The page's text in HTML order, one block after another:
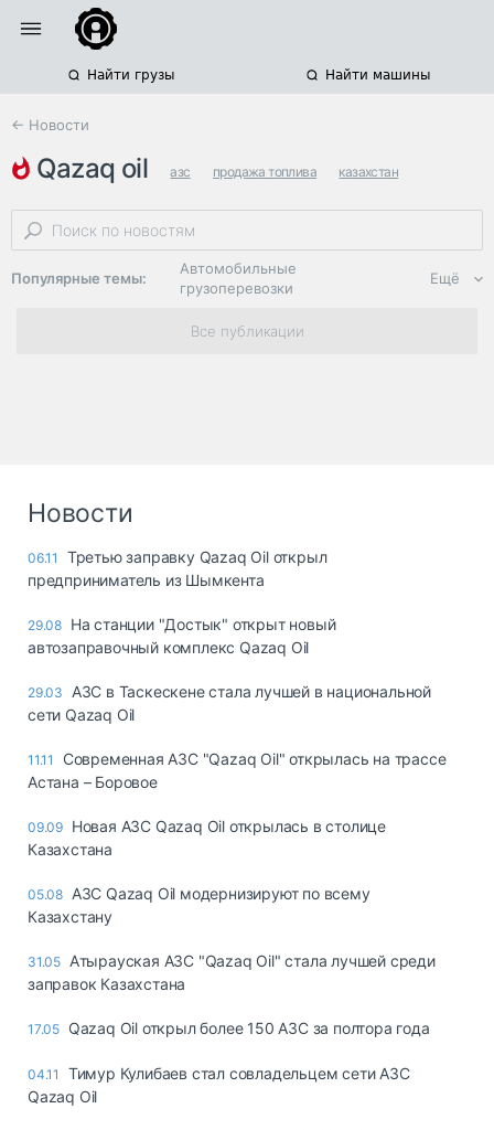
Найти грузы Найти машины
← Новости
qazaq oil азс продажа топлива казахстан
Популярные темы:
Автомобильные
грузоперевозки
Региональная
логистика
опасные грузы
страхование
Склады и
Коммерческий
Спецтехника
запчасти, шины
Ещё
Все публикации
Новости
06.11
Третью заправку Qazaq Oil открыл
предприниматель из Шымкента
29.08 На станции "Достык" открыт новый
автозаправочный комплекс Qazaq Oil
29.03
АЗС в Таскескене стала лучшей в национальной
сети Qazaq Oil
11.11
Современная АЗС "Qazaq Oil" открылась на трассе
Астана – Боровое
09.09 Новая АЗС Qazaq Oil открылась в столице
Казахстана
05.08 АЗС Qazaq Oil модернизируют по всему
Казахстану
31.05 Атырауская АЗС "Qazaq Oil" стала лучшей среди
заправок Казахстана
17.05 Qazaq Oil открыл более 150 АЗС за полтора года
04.11
Тимур Кулибаев стал совладельцем сети АЗС
Qazaq Oil